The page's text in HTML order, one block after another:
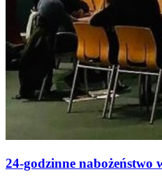
24-godzinne nabożeństwo